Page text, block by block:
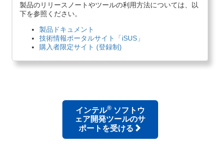
製品のリリースノートやツールの利用方法については、以
下を参照ください。
製品ドキュメント
技術情報ポータルサイト「iSUS」
購入者限定サイト (登録制)
インテル®ソフトウ
ェア開発ツールのサ
ポートを受ける